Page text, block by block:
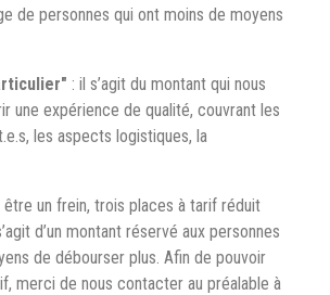
de personnes qui ont moins de moyens
: il s’agit du montant qui nous
une expérience de qualité, couvrant les
les aspects logistiques, la
être un frein, trois places à tarif réduit
d’un montant réservé aux personnes
de débourser plus. Afin de pouvoir
merci de nous contacter au préalable à